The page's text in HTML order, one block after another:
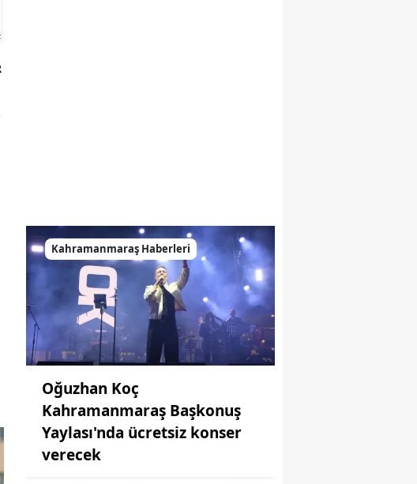
Kahramanmaraş Haberleri
Oğuzhan Koç
Kahramanmaraş Başkonuş
Yaylası'nda ücretsiz konser
verecek